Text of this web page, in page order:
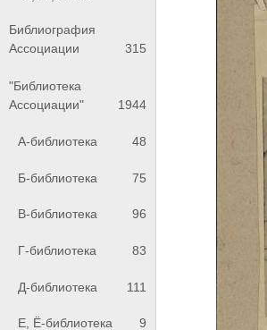
Библиография
Ассоциации
315
"Библиотека
Ассоциации"
1944
А-библиотека 48
Б-библиотека 75
В-библиотека 96
Г-библиотека 83
Д-библиотека 111
Е, Ё-библиотека 9